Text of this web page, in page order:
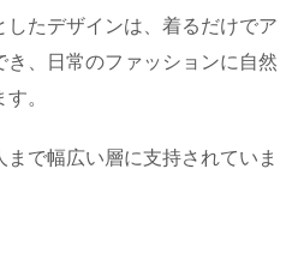
たデザインは、着るだけでア
、日常のファッションに自然
。
で幅広い層に支持されていま